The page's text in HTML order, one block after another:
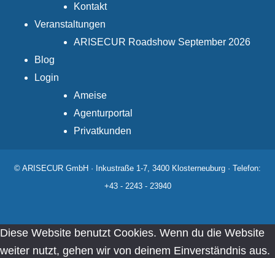
Kontakt
Veranstaltungen
ARISECUR Roadshow September 2026
Blog
Login
Ameise
Agenturportal
Privatkunden
© ARISECUR GmbH · Inkustraße 1-7, 3400 Klosterneuburg · Telefon:
+43 - 2243 - 23940
Diese Website benutzt Cookies. Wenn du die Website
weiter nutzt, gehen wir von deinem Einverständnis aus.